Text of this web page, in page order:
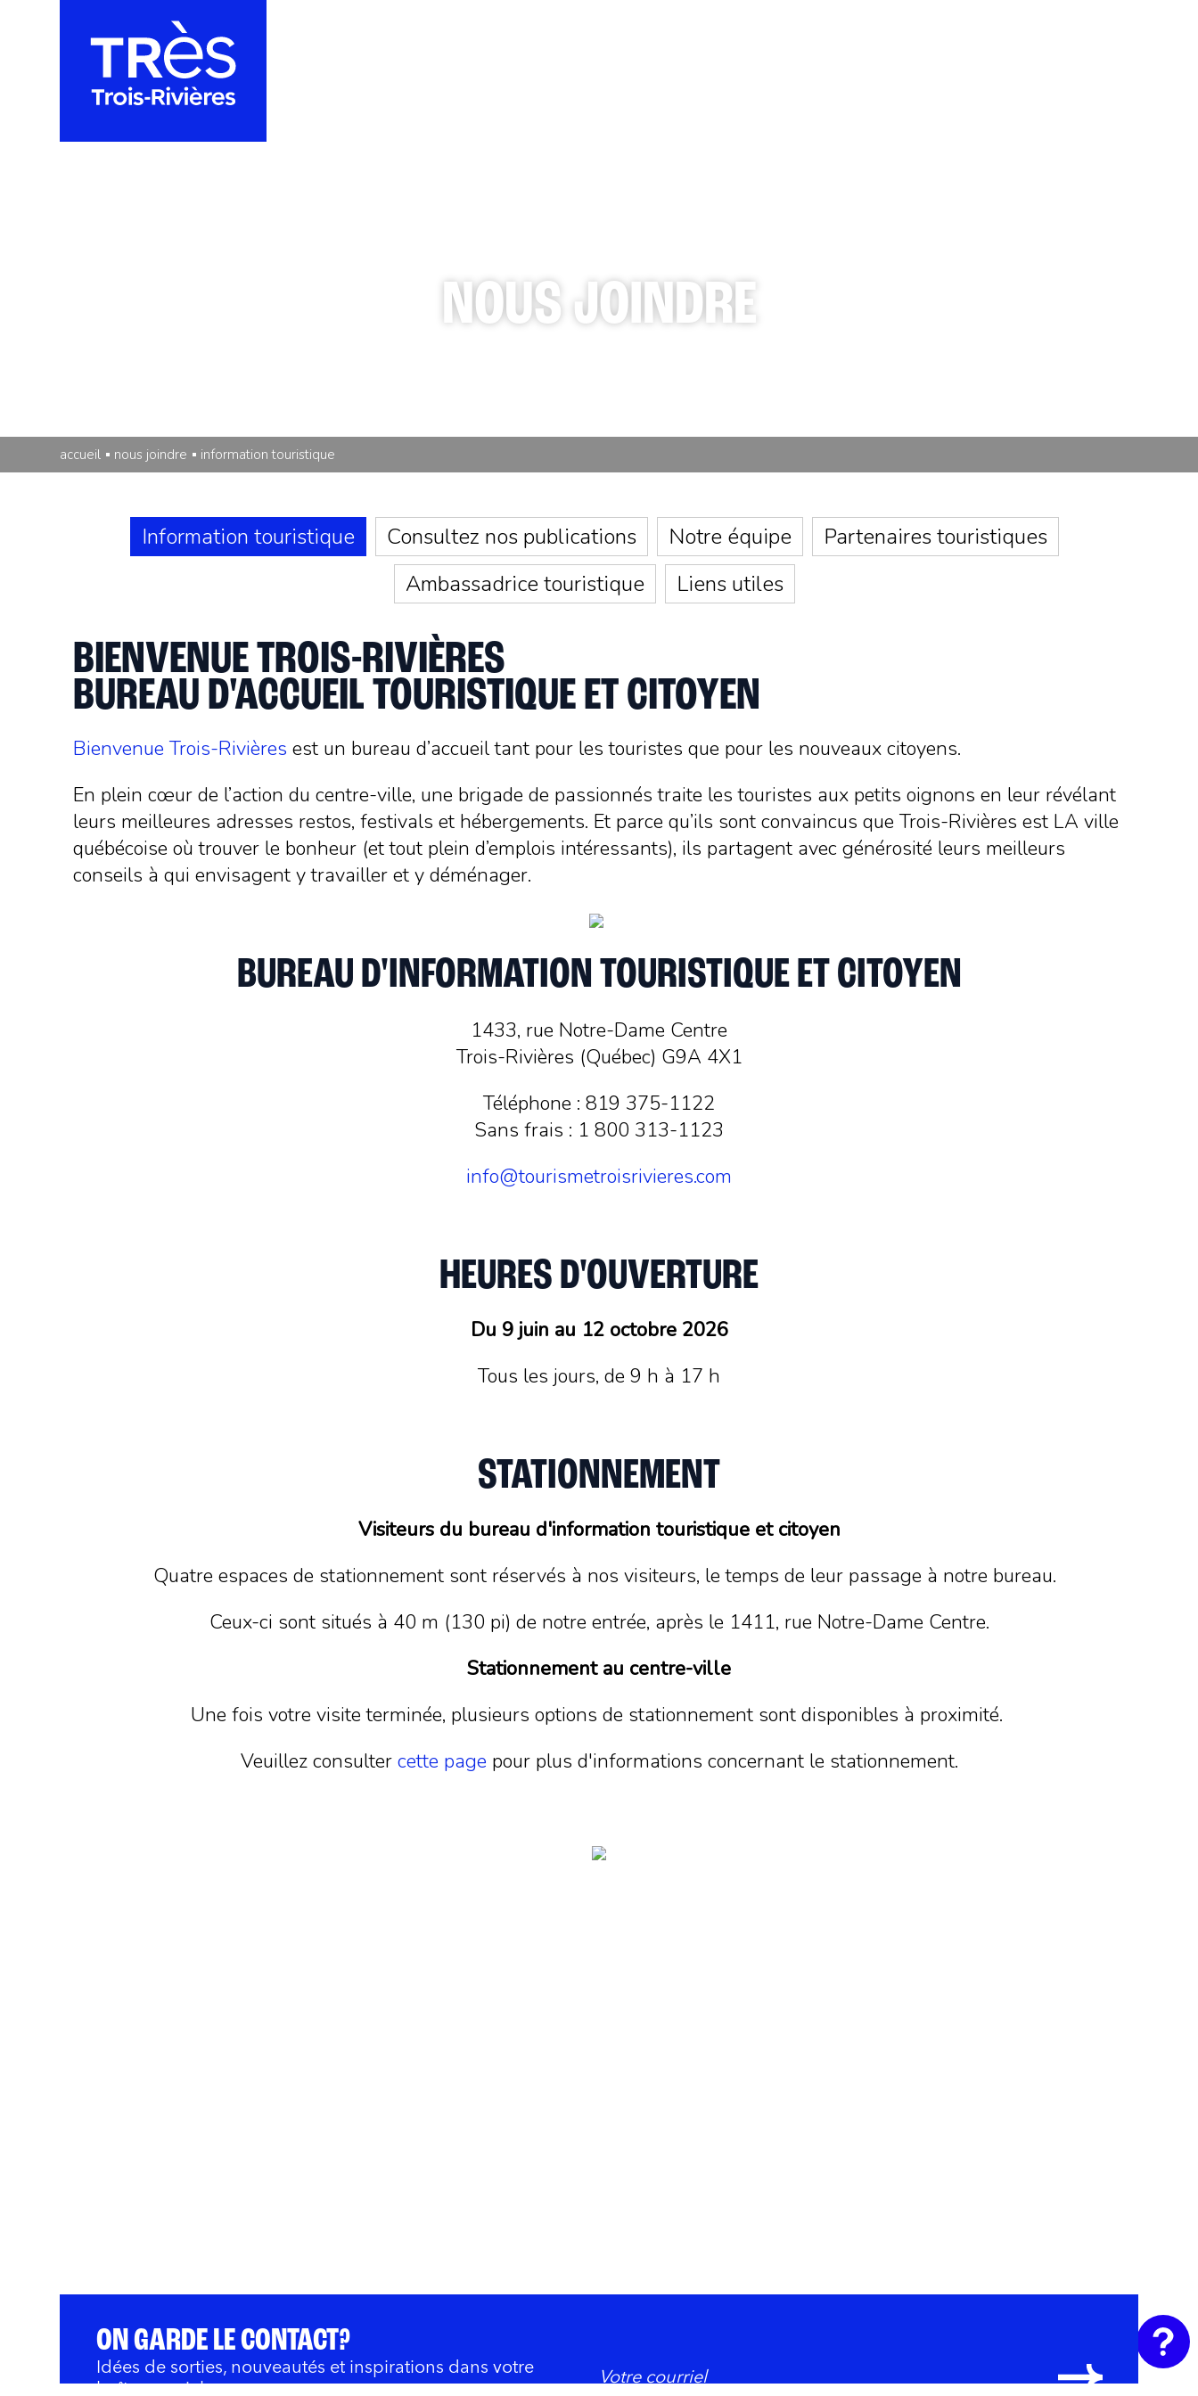
NOUS JOINDRE
accueil nous joindre information touristique
Information touristique Consultez nos publications Notre équipe
Partenaires touristiques
Ambassadrice touristique
Liens utiles
BIENVENUE TROIS-RIVIÈRES
BUREAU D'ACCUEIL TOURISTIQUE ET CITOYEN
Bienvenue Trois-Rivières est un bureau d’accueil tant pour les touristes que pour les nouveaux citoyens.
En plein cœur de l’action du centre-ville, une brigade de passionnés traite les touristes aux petits oignons en leur révélant
leurs meilleures adresses restos, festivals et hébergements. Et parce qu’ils sont convaincus que Trois-Rivières est LA ville
québécoise où trouver le bonheur (et tout plein d’emplois intéressants), ils partagent avec générosité leurs meilleurs
conseils à qui envisagent y travailler et y déménager.
BUREAU D'INFORMATION TOURISTIQUE ET CITOYEN
1433, rue Notre-Dame Centre
Trois-Rivières (Québec) G9A 4X1
Téléphone : 819 375-1122
Sans frais : 1 800 313-1123
info@tourismetroisrivieres.com
HEURES D'OUVERTURE
Du 9 juin au 12 octobre 2026
Tous les jours, de 9 h à 17 h
STATIONNEMENT
Visiteurs du bureau d'information touristique et citoyen
Quatre espaces de stationnement sont réservés à nos visiteurs, le temps de leur passage à notre bureau.
Ceux-ci sont situés à 40 m (130 pi) de notre entrée, après le 1411, rue Notre-Dame Centre.
Stationnement au centre-ville
Une fois votre visite terminée, plusieurs options de stationnement sont disponibles à proximité.
Veuillez consulter cette page pour plus d'informations concernant le stationnement.
ON GARDE LE CONTACT?
Idées de sorties, nouveautés et inspirations dans votre
boîte courriel.